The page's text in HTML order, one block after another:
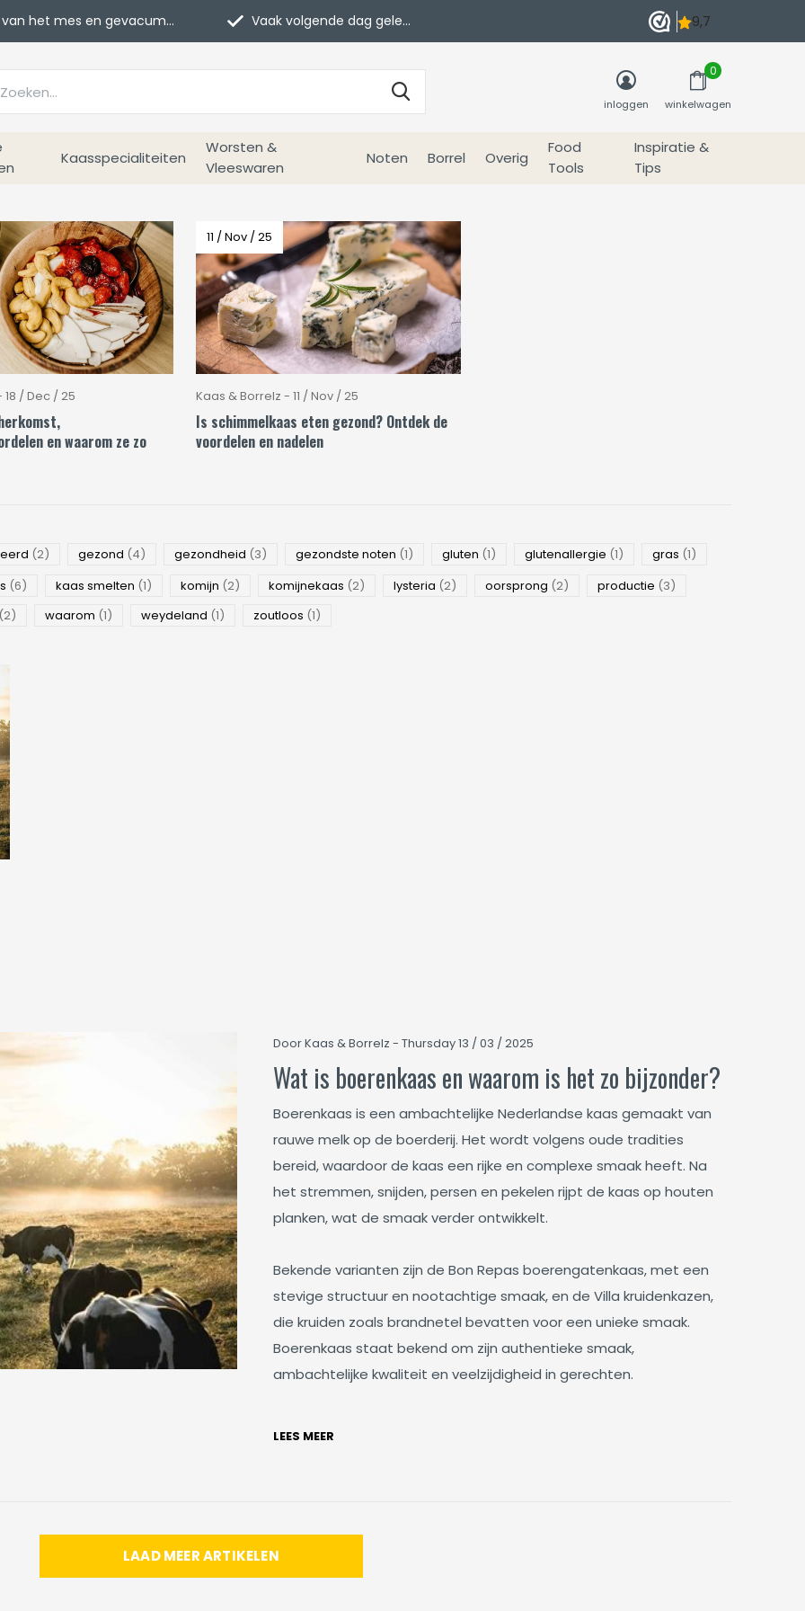
Kaasspecialiteiten
Worsten &
Vleeswaren
Noten Borrel Overig
Food
Tools
Inspiratie &
Tips
inloggen winkelwagen
0
het mes en gevacumeerd Vaak volgende dag geleverd
/ Dec / 25
en waarom ze zo
11 / Nov / 25
Kaas & Borrelz - 11 / Nov / 25
Is schimmelkaas eten gezond? Ontdek de
voordelen en nadelen
(2) gezond (4) gezondheid (3) gezondste noten (1) gluten (1) glutenallergie (1) gras (1)
(6) kaas smelten (1) komijn (2) komijnekaas (2) lysteria (2) oorsprong (2) productie (3)
waarom (1) weydeland (1) zoutloos (1)
Door Kaas & Borrelz - Thursday 13 / 03 / 2025
Wat is boerenkaas en waarom is het zo bijzonder?
Boerenkaas is een ambachtelijke Nederlandse kaas gemaakt van
rauwe melk op de boerderij. Het wordt volgens oude tradities
bereid, waardoor de kaas een rijke en complexe smaak heeft. Na
het stremmen, snijden, persen en pekelen rijpt de kaas op houten
planken, wat de smaak verder ontwikkelt.
Bekende varianten zijn de Bon Repas boerengatenkaas, met een
stevige structuur en nootachtige smaak, en de Villa kruidenkazen,
die kruiden zoals brandnetel bevatten voor een unieke smaak.
Boerenkaas staat bekend om zijn authentieke smaak,
ambachtelijke kwaliteit en veelzijdigheid in gerechten.
LEES MEER
LAAD MEER ARTIKELEN